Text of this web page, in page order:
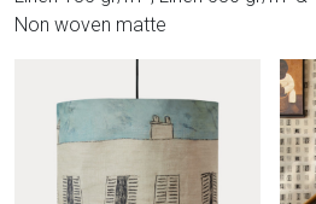
Non woven matte